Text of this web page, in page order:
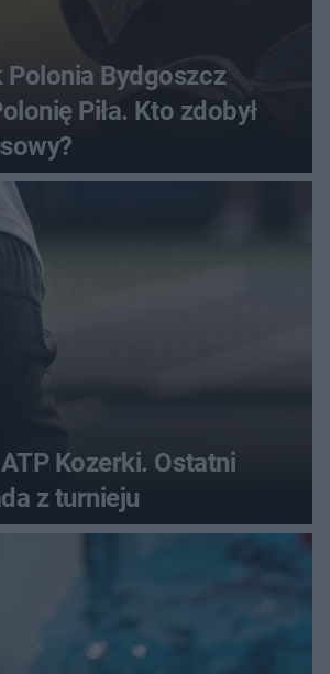
Bydgoszcz
Piła. Kto zdobył
Kozerki. Ostatni
z turnieju